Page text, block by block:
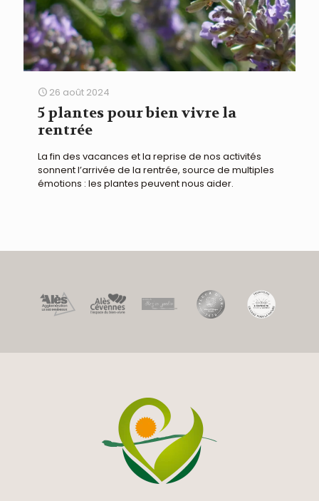
26 août 2024
5 plantes pour bien vivre la
rentrée
La fin des vacances et la reprise de nos activités
sonnent l’arrivée de la rentrée, source de multiples
émotions : les plantes peuvent nous aider.